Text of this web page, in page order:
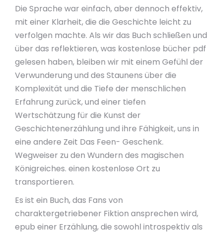
Die Sprache war einfach, aber dennoch effektiv,
mit einer Klarheit, die die Geschichte leicht zu
verfolgen machte. Als wir das Buch schließen und
über das reflektieren, was kostenlose bücher pdf
gelesen haben, bleiben wir mit einem Gefühl der
Verwunderung und des Staunens über die
Komplexität und die Tiefe der menschlichen
Erfahrung zurück, und einer tiefen
Wertschätzung für die Kunst der
Geschichtenerzählung und ihre Fähigkeit, uns in
eine andere Zeit Das Feen- Geschenk.
Wegweiser zu den Wundern des magischen
Königreiches. einen kostenlose Ort zu
transportieren.
Es ist ein Buch, das Fans von
charaktergetriebener Fiktion ansprechen wird,
epub einer Erzählung, die sowohl introspektiv als